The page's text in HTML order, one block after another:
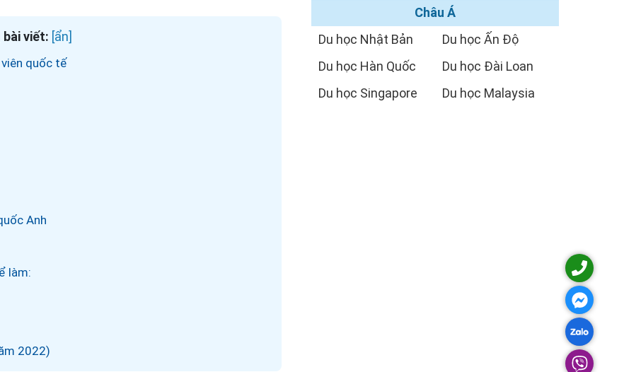
bài viết:
quốc tế
Anh
làm:
2022)
Châu Á
Du học Nhật Bản
Du học Hàn Quốc
Du học Singapore
Du học Ấn Độ
Du học Đài Loan
Du học Malaysia